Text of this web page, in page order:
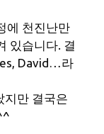
에 천진난만
있습니다. 결
David…라
지만 결국은